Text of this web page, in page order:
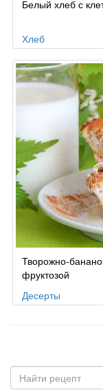
Белый хлеб с
Хлеб
Творожно-
фруктозой
Десерты